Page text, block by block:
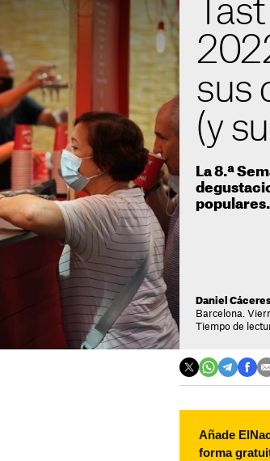
sus
(y
La 8.ª
Daniel
Barcelona.
Tiempo de
Añade
forma